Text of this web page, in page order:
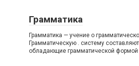
Грамматика
Грамматика — учение о
Грамматическую . систему
обладающие грамматической формой